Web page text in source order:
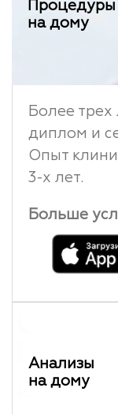
Процедуры
на дому
Более трех
диплом и
Опыт
3-х лет.
Больше
Анализы
на дому